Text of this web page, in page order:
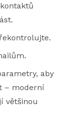
aby
– moderní
většinou